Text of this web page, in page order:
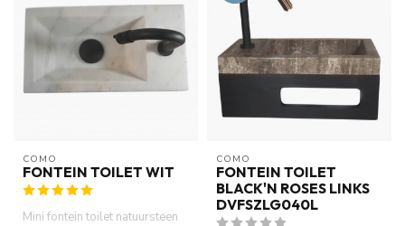
COMO
FONTEIN TOILET WIT
Mini fontein toilet natuursteen
COMO
FONTEIN TOILET
BLACK'N ROSES LINKS
DVFSZLG040L